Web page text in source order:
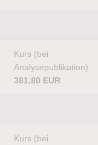
Kurs (bei
Analysepublikation)
381,80 EUR
Kurs (bei